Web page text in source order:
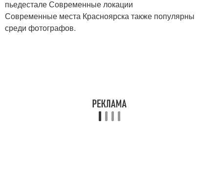
пьедестале Современные локации
Современные места Красноярска также популярны
среди фотографов.